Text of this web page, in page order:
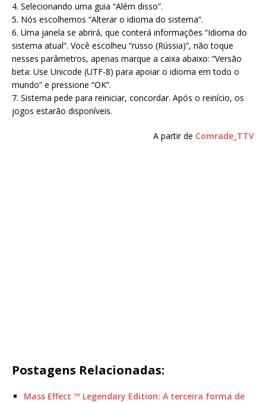
4. Selecionando uma guia “Além disso”.
5. Nós escolhemos “Alterar o idioma do sistema”.
6. Uma janela se abrirá, que conterá informações “Idioma do
sistema atual”. Você escolheu “russo (Rússia)”, não toque
nesses parâmetros, apenas marque a caixa abaixo: “Versão
beta: Use Unicode (UTF-8) para apoiar o idioma em todo o
mundo” e pressione “OK”.
7. Sistema pede para reiniciar, concordar. Após o reinício, os
jogos estarão disponíveis.
A partir de Comrade_TTV
Postagens Relacionadas:
Mass Effect ™ Legendary Edition: A terceira forma de